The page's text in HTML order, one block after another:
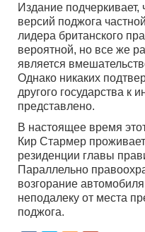
Издание
версий поджога
лидера британского
вероятной, но все же
является
Однако никаких
другого государства к
представлено.
В настоящее время
Кир Стармер
резиденции главы
Параллельно
возгорание
неподалеку от места
поджога.